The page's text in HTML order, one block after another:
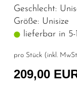
Geschlecht:
Größe: Unisize
lieferbar in 5-
pro Stück (inkl.
209,00